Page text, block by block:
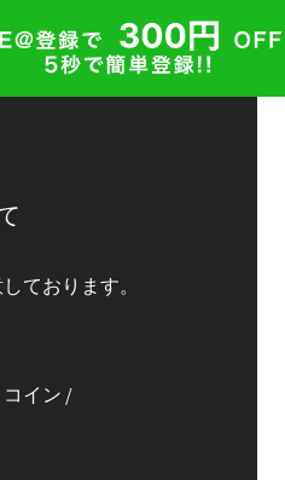
ております。
コイン /